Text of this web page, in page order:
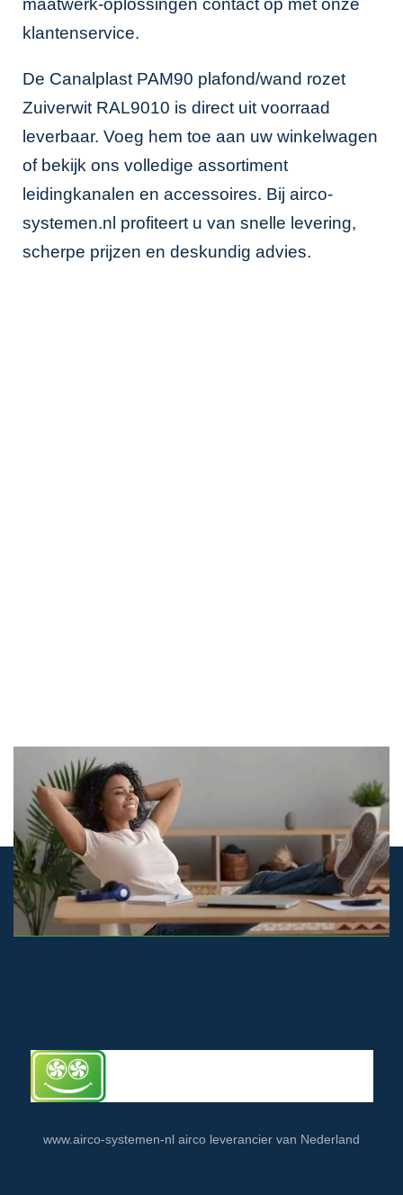
maatwerk-oplossingen contact op met onze
klantenservice.
De Canalplast PAM90 plafond/wand rozet
Zuiverwit RAL9010 is direct uit voorraad
leverbaar. Voeg hem toe aan uw winkelwagen
of bekijk ons volledige assortiment
leidingkanalen en accessoires. Bij airco-
systemen.nl profiteert u van snelle levering,
scherpe prijzen en deskundig advies.
© airco-systemen.nl alle rechten voorbehouden
www.airco-systemen-nl airco leverancier van Nederland